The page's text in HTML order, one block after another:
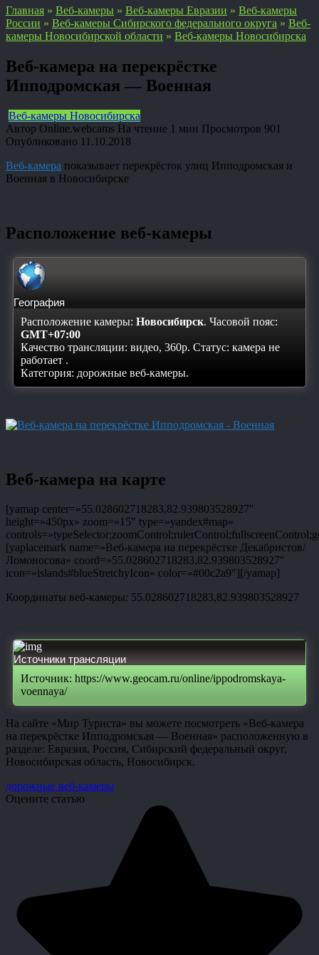
Главная » Веб-камеры » Веб-камеры Евразии » Веб-камеры
России » Веб-камеры Сибирского федерального округа » Веб-
камеры Новосибирской области » Веб-камеры Новосибирска
Веб-камера на перекрёстке
Ипподромская — Военная
Веб-камеры Новосибирска
Автор Online.webcams На чтение 1 мин Просмотров 901
Опубликовано 11.10.2018
Веб-камера показывает перекрёсток улиц Ипподромская и
Военная в Новосибирске
Расположение веб-камеры
География
Расположение камеры: Новосибирск. Часовой пояс:
GMT+07:00
Качество трансляции: видео, 360p. Статус: камера не
работает .
Категория: дорожные веб-камеры.
Веб-камера на карте
[yamap center=»55.028602718283,82.939803528927″
height=»450px» zoom=»15″ type=»yandex#map»
[yaplacemark name=»Веб-камера на перекрёстке Декабристов/
Ломоносова» coord=»55.028602718283,82.939803528927″
icon=»islands#blueStretchyIcon» color=»#00c2a9″][/yamap]
Координаты веб-камеры: 55.028602718283,82.939803528927
Источники трансляции
Источник: https://www.geocam.ru/online/ippodromskaya-
voennaya/
На сайте «Мир Туриста» вы можете посмотреть «Веб-камера
на перекрёстке Ипподромская — Военная» расположенную в
разделе: Евразия, Россия, Сибирский федеральный округ,
Новосибирская область, Новосибирск.
дорожные веб-камеры
Оцените статью